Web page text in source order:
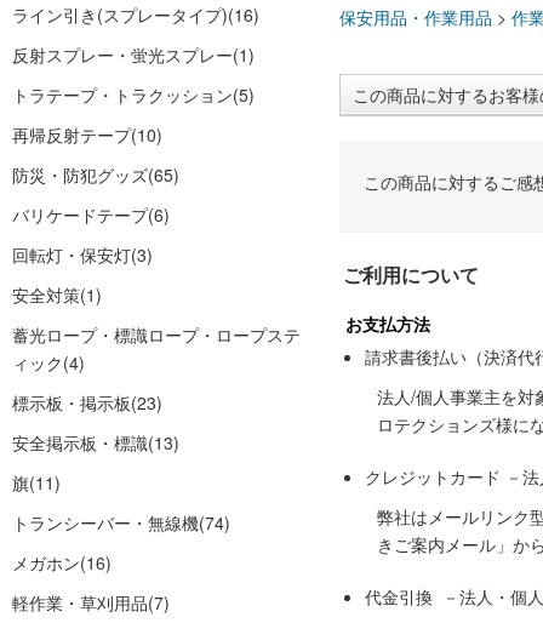
ライン引き(スプレータイプ)(16)
反射スプレー・蛍光スプレー(1)
トラテープ・トラクッション(5)
再帰反射テープ(10)
防災・防犯グッズ(65)
バリケードテープ(6)
回転灯・保安灯(3)
安全対策(1)
蓄光ロープ・標識ロープ・ロープステ
ィック(4)
標示板・掲示板(23)
安全掲示板・標識(13)
旗(11)
トランシーバー・無線機(74)
メガホン(16)
軽作業・草刈用品(7)
保安用品・作業用品 > 作
この商品に対するお客
この商品に対するご感
ご利用について
お支払方法
請求書後払い（決済代
法人/個人事業主を対
ロテクションズ様に
クレジットカード －
弊社はメールリンク
きご案内メール」か
代金引換 －法人・個